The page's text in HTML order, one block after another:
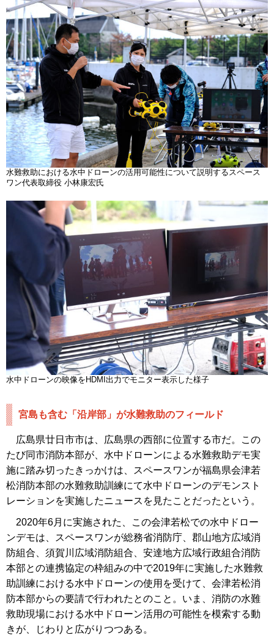
水難救助における水中ドローンの活用可能性について説明するスペース
ワン代表取締役 小林康宏氏
水中ドローンの映像をHDMI出力でモニター表示した様子
宮島も含む「沿岸部」が水難救助のフィールド
広島県廿日市市は、広島県の西部に位置する市だ。この
たび同市消防本部が、水中ドローンによる水難救助デモ実
施に踏み切ったきっかけは、スペースワンが福島県会津若
松消防本部の水難救助訓練にて水中ドローンのデモンスト
レーションを実施したニュースを見たことだったという。
2020年6月に実施された、この会津若松での水中ドロー
ンデモは、スペースワンが総務省消防庁、郡山地方広域消
防組合、須賀川広域消防組合、安達地方広域行政組合消防
本部との連携協定の枠組みの中で2019年に実施した水難救
助訓練における水中ドローンの使用を受けて、会津若松消
防本部からの要請で行われたとのこと。いま、消防の水難
救助現場における水中ドローン活用の可能性を模索する動
きが、じわりと広がりつつある。